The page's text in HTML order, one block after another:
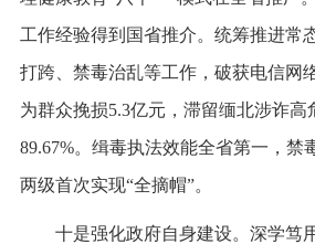
工作经验得到国省推介。统筹推进常
打跨、禁毒治乱等工作，破获电信网
为群众挽损5.3亿元，滞留缅北涉诈高
89.67%。缉毒执法效能全省第一，禁
两级首次实现“全摘帽”。
十是强化政府自身建设。深学笃